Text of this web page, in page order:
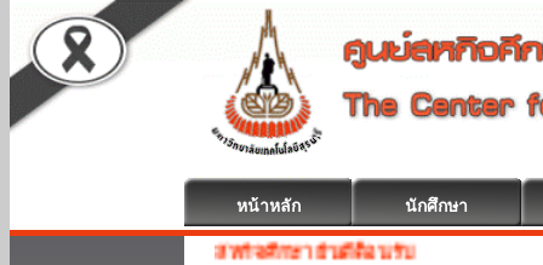
หน้าหลัก นักศึกษา
สหกิจศึกษา ยินดีต้อนรับ